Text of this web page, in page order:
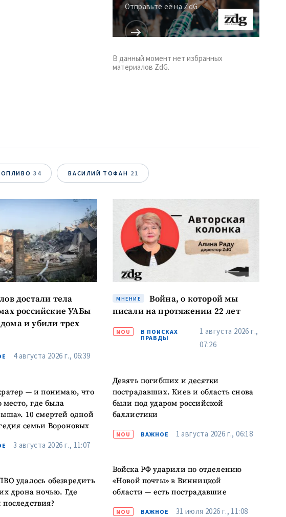
Отправьте её на ZdG
В данный момент нет избранных
материалов ZdG.
34 ВАСИЛИЙ ТОФАН 21
достали тела
российские УАБы
и убили трех
4 августа 2026 г., 06:39
— и понимаю, что
место, где была
10 смертей одной
семьи Вороновых
3 августа 2026 г., 11:07
удалось обезвредить
дрона ночью. Где
МНЕНИЕ
Война, о которой мы
писали на протяжении 22 лет
NOU
В ПОИСКАХ
ПРАВДЫ
1 августа 2026 г.,
07:26
Девять погибших и десятки
пострадавших. Киев и область снова
были под ударом российской
баллистики
NOU ВАЖНОЕ 1 августа 2026 г., 06:18
Войска РФ ударили по отделению
«Новой почты» в Винницкой
области — есть пострадавшие
NOU ВАЖНОЕ 31 июля 2026 г., 11:08
ИСТОЧНИК
+ Моё имя
Я прочитал(а) и согласен(на) с
политикой конфиденциальности
ОТПРАВИТЬ НОВОСТЬ